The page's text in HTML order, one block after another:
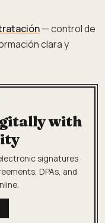
— control de
clara y
with
signatures
DPAs, and